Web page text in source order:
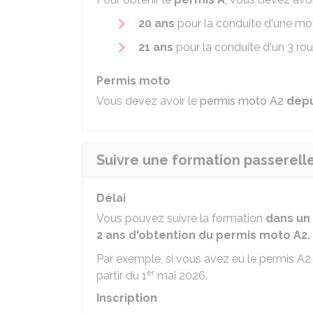
20 ans pour la conduite d'une
21 ans pour la conduite d'un 3
Permis moto
Vous devez avoir le permis moto A2
Suivre une formation
Délai
Vous pouvez suivre la formation dans
2 ans d'obtention du permis moto A2.
Par exemple, si vous avez eu le permis A2
partir du 1er mai 2026.
Inscription